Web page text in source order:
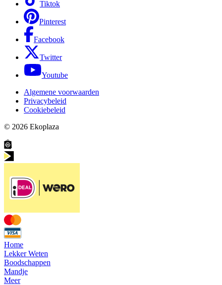
Tiktok
Pinterest
Facebook
Twitter
Youtube
Algemene voorwaarden
Privacybeleid
Cookiebeleid
© 2026 Ekoplaza
Home
Lekker Weten
Boodschappen
Mandje
Meer